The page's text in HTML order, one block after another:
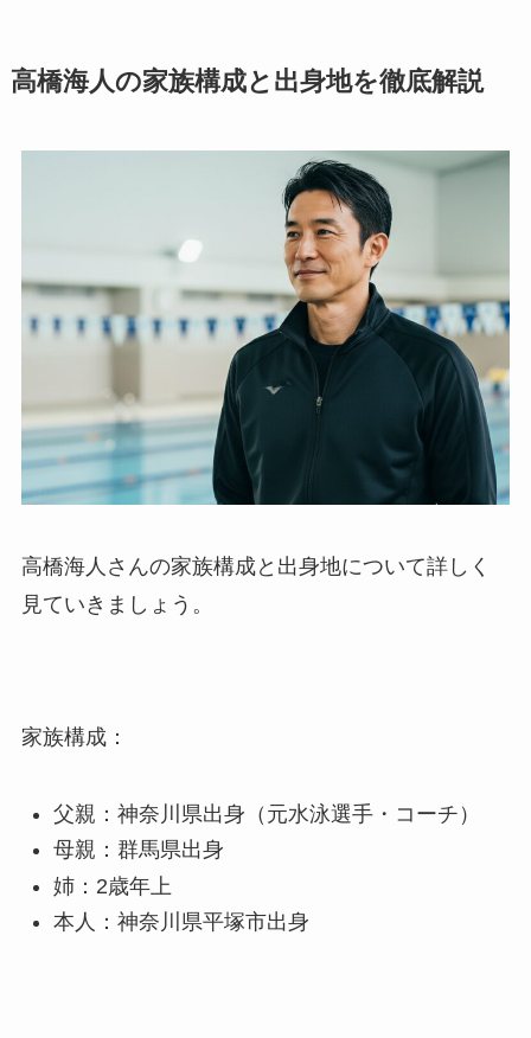
高橋海人の家族構成と出身地を徹底解説
高橋海人さんの家族構成と出身地について詳しく
見ていきましょう。
家族構成：
父親：神奈川県出身（元水泳選手・コーチ）
母親：群馬県出身
姉：2歳年上
本人：神奈川県平塚市出身